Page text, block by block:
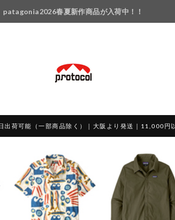
patagonia2026春夏新作商品が入荷中！！
出荷可能（一部商品除く）｜大阪より発送｜11,000円